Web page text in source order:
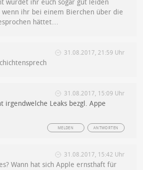
würdet ihr euch sogar gut leiden
wenn ihr bei einem Bierchen über die
hättet…
31.08.2017, 21:59 Uhr
31.08.2017, 15:09 Uhr
irgendwelche Leaks bezgl. Appe
ANTWORTEN
MELDEN
31.08.2017, 15:42 Uhr
Wann hat sich Apple ernsthaft für